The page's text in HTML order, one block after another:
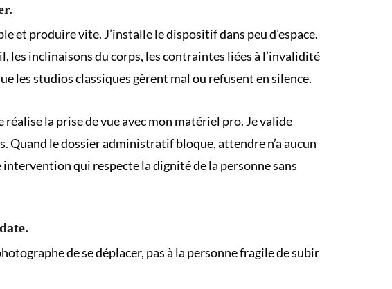
et produire vite. J’installe le dispositif dans peu d’espace.
les inclinaisons du corps, les contraintes liées à l’invalidité
les studios classiques gèrent mal ou refusent en silence.
la prise de vue avec mon matériel pro. Je valide
Quand le dossier administratif bloque, attendre n’a aucun
qui respecte la dignité de la personne sans
de se déplacer, pas à la personne fragile de subir